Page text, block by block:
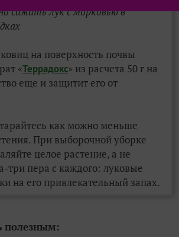
сажать лук с морковью в
на поверхность почвы
«Террадокс» из расчета 50 г на
еще и защитит его от
как можно меньше
При выборочной уборке
целое растение, а не
три пера с каждого: луковые
на его привлекательный запах.
полезным: